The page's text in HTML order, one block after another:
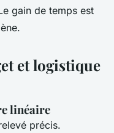
gain de temps est
et logistique
linéaire
précis.